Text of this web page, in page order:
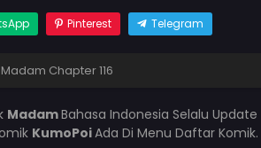
Pinterest Telegram
Madam Chapter 116
MadamBahasa Indonesia Selalu Update
KumoPoiAda Di Menu Daftar Komik.